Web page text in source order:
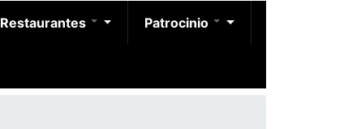
Restaurantes Patrocinio